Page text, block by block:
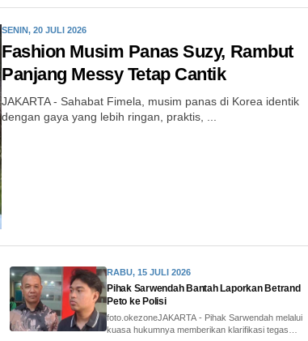
SENIN, 20 JULI 2026
Fashion Musim Panas Suzy, Rambut
Panjang Messy Tetap Cantik
JAKARTA - Sahabat Fimela, musim panas di Korea identik
dengan gaya yang lebih ringan, praktis, ...
RABU, 15 JULI 2026
Pihak Sarwendah Bantah Laporkan Betrand
Peto ke Polisi
foto.okezoneJAKARTA - Pihak Sarwendah melalui
kuasa hukumnya memberikan klarifikasi tegas